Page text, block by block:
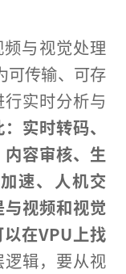
与视觉处理
传输、可存
实时分析与
实时转码、
容审核、生
速、人机交
视频和视觉
在VPU上找
辑，要从视